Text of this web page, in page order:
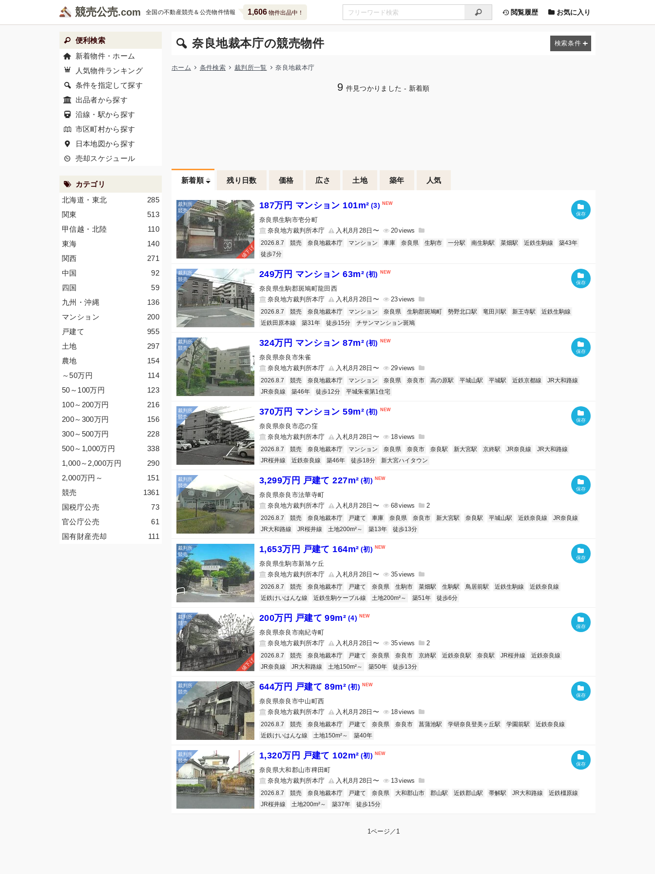
競売公売 全国の不動産競売＆公売物件情報 1,606物件出品中！ 閲覧履歴 お気に入り
奈良地裁本庁の競売物件
ホーム 条件検索 裁判所一覧 奈良地裁本庁
9 件見つかりました - 新着順
新着順 残り日数 価格 広さ 土地 築年 人気
値下げ
187万円 マンション 101m² (3)
奈良県生駒市壱分町
奈良地方裁判所本庁
入札8月28日〜 20
2026.8.7 競売 奈良地裁本庁 マンション 車庫 奈良県 生駒市 一分駅 南生駒駅 菜畑駅 近鉄生駒線
築43年
徒歩7分
249万円 マンション 63m² (初)
奈良県生駒郡斑鳩町龍田西
奈良地方裁判所本庁
入札8月28日〜 23
2026.8.7 競売 奈良地裁本庁 マンション 奈良県 生駒郡斑鳩町 勢野北口駅 竜田川駅 新王寺駅
近鉄生駒線
近鉄田原本線
築31年 徒歩15分 チサンマンション斑鳩
324万円 マンション 87m² (初)
奈良県奈良市朱雀
奈良地方裁判所本庁
入札8月28日〜 29
2026.8.7 競売 奈良地裁本庁 マンション 奈良県 奈良市 高の原駅 平城山駅 平城駅 近鉄京都線
JR大和路線
JR奈良線
築46年 徒歩12分 平城朱雀第1住宅
370万円 マンション 59m² (初)
奈良県奈良市恋の窪
奈良地方裁判所本庁
入札8月28日〜 18
2026.8.7 競売 奈良地裁本庁 マンション 奈良県 奈良市 奈良駅 新大宮駅 京終駅 JR奈良線
JR大和路線
JR桜井線
近鉄奈良線 築46年 徒歩18分 新大宮ハイタウン
3,299万円 戸建て 227m² (初)
奈良県奈良市法華寺町
奈良地方裁判所本庁
入札8月28日〜 68 2
2026.8.7 競売 奈良地裁本庁 戸建て 車庫 奈良県 奈良市 新大宮駅 奈良駅 平城山駅 近鉄奈良線
JR奈良線
JR大和路線
JR桜井線 土地200m²～ 築13年 徒歩13分
1,653万円 戸建て 164m² (初)
奈良県生駒市新旭ケ丘
奈良地方裁判所本庁
入札8月28日〜 35
2026.8.7 競売 奈良地裁本庁 戸建て 奈良県 生駒市 菜畑駅 生駒駅 鳥居前駅 近鉄生駒線
近鉄奈良線
近鉄けいはんな線
近鉄生駒ケーブル線 土地200m²～ 築51年 徒歩6分
値下げ
200万円 戸建て 99m² (4)
奈良県奈良市南紀寺町
奈良地方裁判所本庁
入札8月28日〜 35 2
2026.8.7 競売 奈良地裁本庁 戸建て 奈良県 奈良市 京終駅 近鉄奈良駅 奈良駅 JR桜井線
近鉄奈良線
JR奈良線
JR大和路線 土地150m²～ 築50年 徒歩13分
644万円 戸建て 89m² (初)
奈良県奈良市中山町西
奈良地方裁判所本庁
入札8月28日〜 18
2026.8.7 競売 奈良地裁本庁 戸建て 奈良県 奈良市 菖蒲池駅 学研奈良登美ヶ丘駅 学園前駅
近鉄奈良線
近鉄けいはんな線
土地150m²～ 築40年
1,320万円 戸建て 102m² (初)
奈良県大和郡山市稗田町
奈良地方裁判所本庁
入札8月28日〜 13
2026.8.7 競売 奈良地裁本庁 戸建て 奈良県 大和郡山市 郡山駅 近鉄郡山駅 帯解駅 JR大和路線
近鉄橿原線
JR桜井線
土地200m²～ 築37年 徒歩15分
1ページ／1
便利検索
新着物件・ホーム
人気物件ランキング
条件を指定して探す
出品者から探す
沿線・駅から探す
市区町村から探す
日本地図から探す
売却スケジュール
カテゴリ
285
北海道・東北
513
関東
110
甲信越・北陸
140
東海
271
関西
92
中国
59
四国
136
九州・沖縄
200
マンション
955
戸建て
297
土地
154
農地
114
～50万円
123
50～100万円
216
100～200万円
156
200～300万円
228
300～500万円
338
500～1,000万円
290
1,000～2,000万円
151
2,000万円 ～
1361
競売
73
国税庁公売
61
官公庁公売
111
国有財産売却